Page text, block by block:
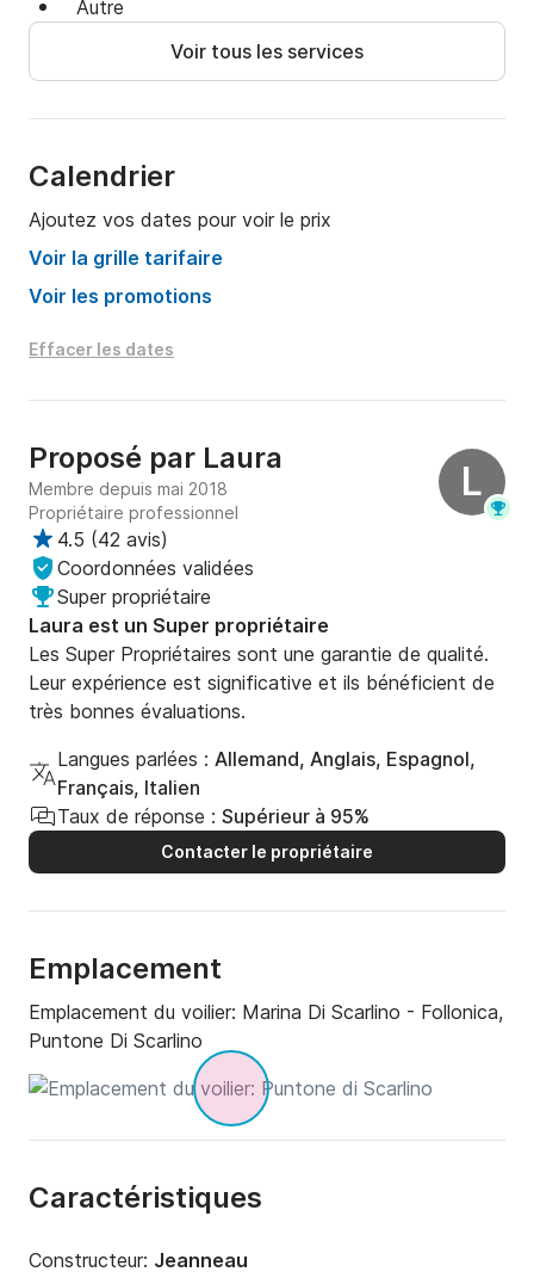
Autre
Voir tous les services
Calendrier
Ajoutez vos dates pour voir le prix
Voir la grille tarifaire
Voir les promotions
Effacer les dates
L
Proposé par Laura
Membre depuis mai 2018
Propriétaire professionnel
4.5 (42 avis)
Coordonnées validées
Super propriétaire
Laura est un Super propriétaire
Les Super Propriétaires sont une garantie de qualité.
Leur expérience est significative et ils bénéficient de
très bonnes évaluations.
Langues parlées : Allemand, Anglais, Espagnol,
Français, Italien
Taux de réponse : Supérieur à 95%
Contacter le propriétaire
Emplacement
Emplacement du voilier: Marina Di Scarlino - Follonica,
Puntone Di Scarlino
Caractéristiques
Constructeur: Jeanneau